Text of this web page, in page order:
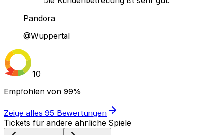
Pandora
@Wuppertal
10
Empfohlen von 99%
Zeige alles 95 Bewertungen
Tickets für andere ähnliche Spiele